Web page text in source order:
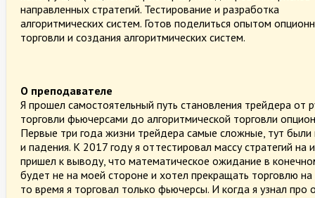
направленных стратегий. Тестирование и разработка
алгоритмических систем. Готов поделиться опытом
торговли и создания алгоритмических систем.
О преподавателе
Я прошел самостоятельный путь становления трейдера от
торговли фьючерсами до алгоритмической торговли
Первые три года жизни трейдера самые сложные, тут были
и падения. К 2017 году я оттестировал массу стратегий на
пришел к выводу, что математическое ожидание в
будет не на моей стороне и хотел прекращать торговлю на
то время я торговал только фьючерсы. И когда я узнал про